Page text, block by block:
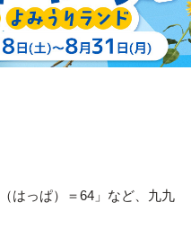
（はっぱ）＝64 」など、九九